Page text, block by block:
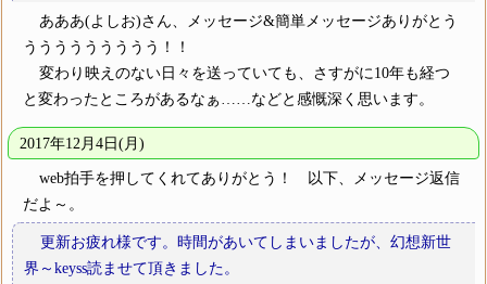
あああ(よしお)さん、メッセージ&簡単メッセージありがとう
ううううううううう！！
変わり映えのない日々を送っていても、さすがに10年も経つ
と変わったところがあるなぁ……などと感慨深く思います。
2017年12月4日(月)
web拍手を押してくれてありがとう！ 以下、メッセージ返信
だよ～。
更新お疲れ様です。時間があいてしまいましたが、幻想新世
界～keyss読ませて頂きました。